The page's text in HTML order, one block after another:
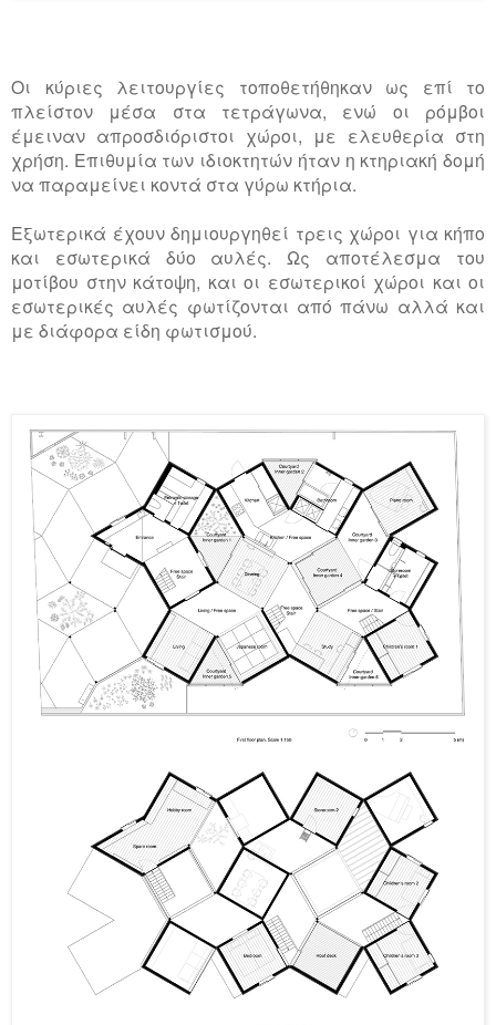
Οι κύριες λειτουργίες τοποθετήθηκαν ως επί το
πλείστον μέσα στα τετράγωνα, ενώ οι ρόμβοι
έμειναν απροσδιόριστοι χώροι, με ελευθερία στη
χρήση. Επιθυμία των ιδιοκτητών ήταν η κτηριακή δομή
να παραμείνει κοντά στα γύρω κτήρια.
Εξωτερικά έχουν δημιουργηθεί τρεις χώροι για κήπο
και εσωτερικά δύο αυλές. Ως αποτέλεσμα του
μοτίβου στην κάτοψη, και οι εσωτερικοί χώροι και οι
εσωτερικές αυλές φωτίζονται από πάνω αλλά και
με διάφορα είδη φωτισμού.